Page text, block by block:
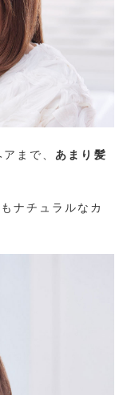
まで、 あまり髪
ナチュラルなカ